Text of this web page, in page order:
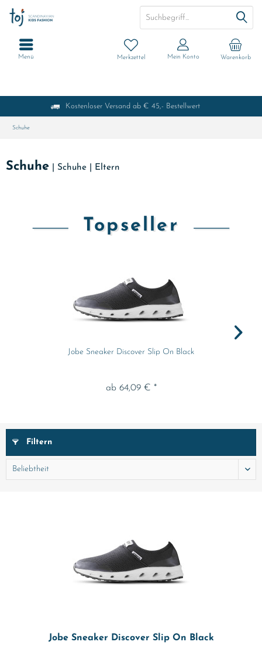
Kostenloser Versand ab € 45,- Bestellwert
Warenkorb
Merkzettel Mein Konto
Menü
Schuhe
Schuhe| Schuhe| Eltern
Topseller
Jobe Sneaker Discover Slip On Black
ab 64,09 € *
Filtern
Jobe Sneaker Discover Slip On Black